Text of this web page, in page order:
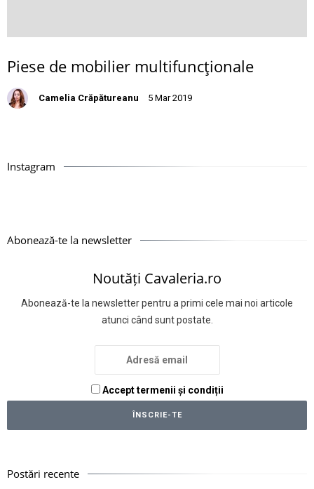
Piese de mobilier multifuncţionale
Camelia Crăpătureanu 5 Mar 2019
Instagram
Abonează-te la newsletter
Noutăți Cavaleria.ro
Abonează-te la newsletter pentru a primi cele mai noi articole
atunci când sunt postate.
Accept termenii și condiții
Postări recente